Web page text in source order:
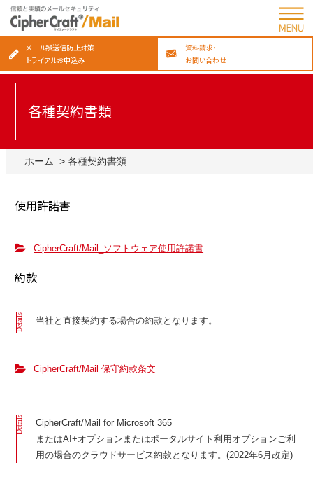
メール誤送信防止対策
トライアルお申込み
資料請求・
お問い合わせ
各種契約書類
ホーム 各種契約書類
使用許諾書
CipherCraft/Mail_ソフトウェア使用許諾書
約款
Details 当社と直接契約する場合の約款となります。
CipherCraft/Mail 保守約款条文
Details
CipherCraft/Mail for Microsoft 365
またはAI+オプションまたはポータルサイト利用オプションご利
用の場合のクラウドサービス約款となります。(2022年6月改定)